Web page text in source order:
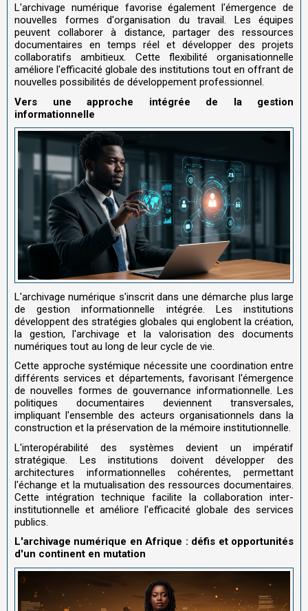
L'archivage numérique favorise également l'émergence de
nouvelles formes d'organisation du travail. Les équipes
peuvent collaborer à distance, partager des ressources
documentaires en temps réel et développer des projets
collaboratifs ambitieux. Cette flexibilité organisationnelle
améliore l'efficacité globale des institutions tout en offrant de
nouvelles possibilités de développement professionnel.
Vers une approche intégrée de la gestion
informationnelle
L'archivage numérique s'inscrit dans une démarche plus large
de gestion informationnelle intégrée. Les institutions
développent des stratégies globales qui englobent la création,
la gestion, l'archivage et la valorisation des documents
numériques tout au long de leur cycle de vie.
Cette approche systémique nécessite une coordination entre
différents services et départements, favorisant l'émergence
de nouvelles formes de gouvernance informationnelle. Les
politiques documentaires deviennent transversales,
impliquant l'ensemble des acteurs organisationnels dans la
construction et la préservation de la mémoire institutionnelle.
L'interopérabilité des systèmes devient un impératif
stratégique. Les institutions doivent développer des
architectures informationnelles cohérentes, permettant
l'échange et la mutualisation des ressources documentaires.
Cette intégration technique facilite la collaboration inter-
institutionnelle et améliore l'efficacité globale des services
publics.
L'archivage numérique en Afrique : défis et opportunités
d'un continent en mutation